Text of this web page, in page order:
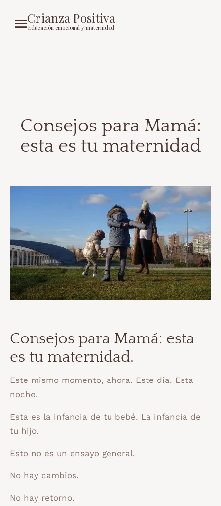
Crianza Positiva
Educación emocional y maternidad
Consejos para Mamá:
esta es tu maternidad
Consejos para Mamá: esta
es tu maternidad. ⠀
Este mismo momento, ahora. Este día. Esta
noche. ⠀
Esta es la infancia de tu bebé. La infancia de
tu hijo.
Esto no es un ensayo general.
No hay cambios.
No hay retorno. ⠀